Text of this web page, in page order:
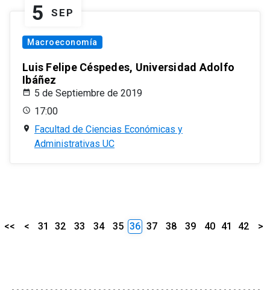
5 SEP
Macroeconomía
Luis Felipe Céspedes, Universidad Adolfo
Ibáñez
5 de Septiembre de 2019
17:00
Facultad de Ciencias Económicas y
Administrativas UC
<< < 31 32 33 34 35 36 37 38 39 40 41 42 >